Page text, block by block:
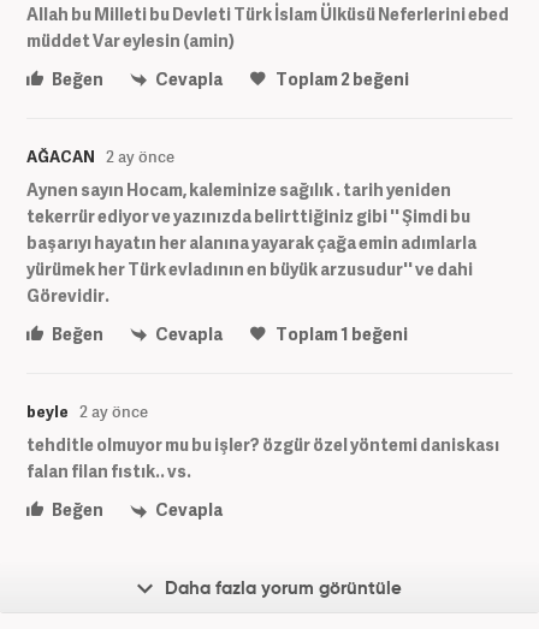
Allah bu Milleti bu Devleti Türk İslam Ülküsü Neferlerini ebed
müddet Var eylesin (amin)
Beğen
Cevapla Toplam2 beğeni
AĞACAN 2 ay önce
Aynen sayın Hocam, kaleminize sağılık . tarih yeniden
tekerrür ediyor ve yazınızda belirttiğiniz gibi '' Şimdi bu
başarıyı hayatın her alanına yayarak çağa emin adımlarla
yürümek her Türk evladının en büyük arzusudur'' ve dahi
Görevidir.
Beğen
Cevapla Toplam1 beğeni
beyle 2 ay önce
tehditle olmuyor mu bu işler? özgür özel yöntemi daniskası
falan filan fıstık.. vs.
Beğen
Cevapla
Daha fazla yorum görüntüle